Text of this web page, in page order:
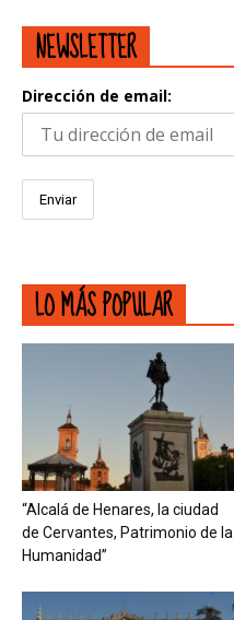
NEWSLETTER
Dirección de email:
LO MÁS POPULAR
“Alcalá de Henares, la ciudad
de Cervantes, Patrimonio de la
Humanidad”